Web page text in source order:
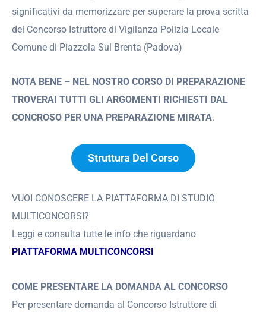
significativi da memorizzare per superare la prova scritta
del Concorso Istruttore di Vigilanza Polizia Locale
Comune di Piazzola Sul Brenta (Padova)
NOTA BENE – NEL NOSTRO CORSO DI PREPARAZIONE
TROVERAI TUTTI GLI ARGOMENTI RICHIESTI DAL
CONCROSO PER UNA PREPARAZIONE MIRATA.
Struttura Del Corso
VUOI CONOSCERE LA PIATTAFORMA DI STUDIO
MULTICONCORSI?
Leggi e consulta tutte le info che riguardano
PIATTAFORMA MULTICONCORSI
COME PRESENTARE LA DOMANDA AL CONCORSO
Per presentare domanda al Concorso Istruttore di